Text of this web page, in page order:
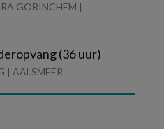
GORINCHEM |
(36 uur)
| AALSMEER